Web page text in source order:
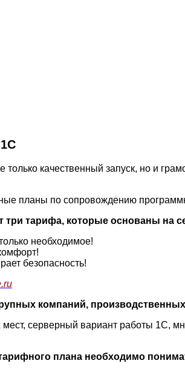
качественный запуск, но и
планы по сопровождению
три тарифа, которые основаны на
необходимое!
безопасность!
компаний, производственных
серверный вариант работы 1С,
плана необходимо